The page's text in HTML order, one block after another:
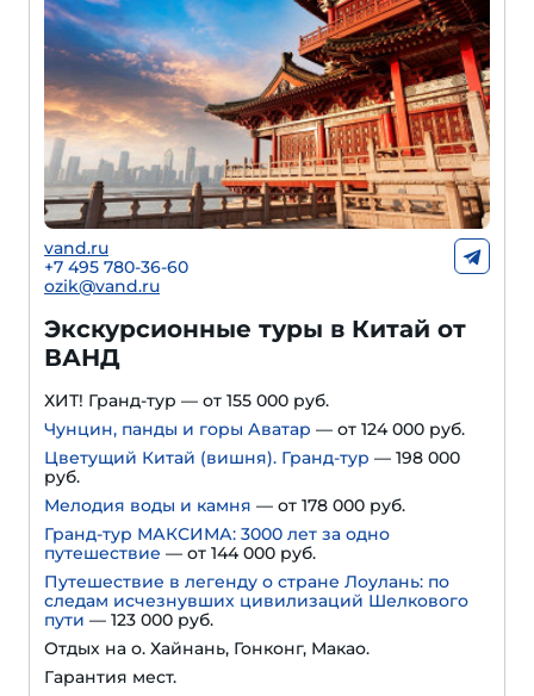
vand.ru
+7 495 780-36-60
ozik@vand.ru
Экскурсионные туры в Китай от
ВАНД
ХИТ! Гранд-тур — от 155 000 руб.
Чунцин, панды и горы Аватар — от 124 000 руб.
Цветущий Китай (вишня). Гранд-тур — 198 000
руб.
Мелодия воды и камня — от 178 000 руб.
Гранд-тур МАКСИМА: 3000 лет за одно
путешествие — от 144 000 руб.
Путешествие в легенду о стране Лоулань: по
следам исчезнувших цивилизаций Шелкового
пути — 123 000 руб.
Отдых на о. Хайнань, Гонконг, Макао.
Гарантия мест.